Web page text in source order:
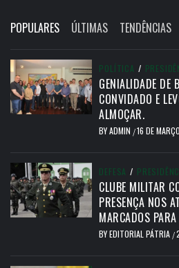
POPULARES ÚLTIMAS TENDÊNCIAS
POLÍTICA /
GENIALIDADE DE
CONVIDADO E
ALMOÇAR.
BYADMIN /16 DE
DEFESA /
CLUBE MILITAR
PRESENÇA NOS
MARCADOS
BYEDITORIAL PÁTRIA /